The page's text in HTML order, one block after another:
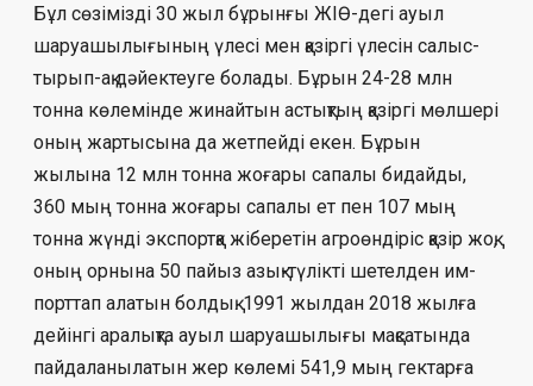
Бұл сөзімізді 30 жыл бұрынғы ЖІӨ-дегі ауыл
шаруашы­лы­ғының үлесі мен қазіргі үлесін салыс­
ты­рып-ақ дәйектеуге болады. Бұрын 24-28 млн
тонна көлемінде жинайтын астықтың қа­зіргі мөлшері
оның жартысына да жетпейді екен. Бұрын
жылына 12 млн тонна жоғары сапалы бидайды,
360 мың тонна жоғары са­палы ет пен 107 мың
тонна жүнді экспорт­қа жіберетін агроөндіріс қазір жоқ,
оның орнына 50 пайыз азық-түлікті шетелден им­
порттап алатын болдық. 1991 жылдан 2018 жылға
дейінгі аралықта ауыл шаруашы­лы­ғы мақсатында
пайдаланылатын жер кө­ле­мі 541,9 мың гектарға